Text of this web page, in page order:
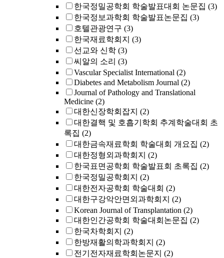
한국정밀공학회 학술발표대회 논문집 (3)
한국정보과학회 학술발표논문집 (3)
호텔관광연구 (3)
한국재료학회지 (3)
선교와 신학 (3)
씨알의 소리 (3)
Vascular Specialist International (2)
Diabetes and Metabolism Journal (2)
Journal of Pathology and Translational
Medicine (2)
대한신장학회잡지 (2)
대한결핵 및 호흡기학회 추계학술대회 초
록집 (2)
대한금속재료학회 학술대회 개요집 (2)
대한정형외과학회지 (2)
한국표면공학회 학술발표회 초록집 (2)
한국정밀공학회지 (2)
대한전자공학회 학술대회 (2)
대한구강악안면외과학회지 (2)
Korean Journal of Transplantation (2)
대한인간공학회 학술대회논문집 (2)
한국차학회지 (2)
한방재활의학과학회지 (2)
전기전자재료학회논문지 (2)